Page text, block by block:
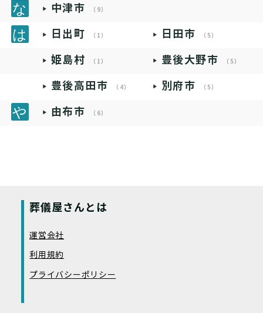
中津市 （9）
日出町 （1） 日田市 （5）
姫島村 （1） 豊後大野市 （5）
豊後高田市 （4） 別府市 （5）
由布市 （6）
葬儀屋さんとは
運営会社
利用規約
プライバシーポリシー